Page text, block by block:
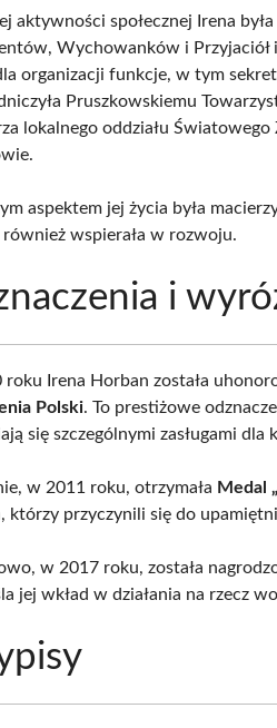
aktywności społecznej Irena
Wychowanków i Przyjaciół
organizacji funkcje, w tym
Pruszkowskiemu
lokalnego oddziału
aspektem jej życia była
również wspierała w rozwoju.
i
Irena Horban została
Polski. To prestiżowe
się szczególnymi zasługami dla
w 2011 roku, otrzymała Medal
którzy przyczynili się do
w 2017 roku, została
jej wkład w działania na rzecz